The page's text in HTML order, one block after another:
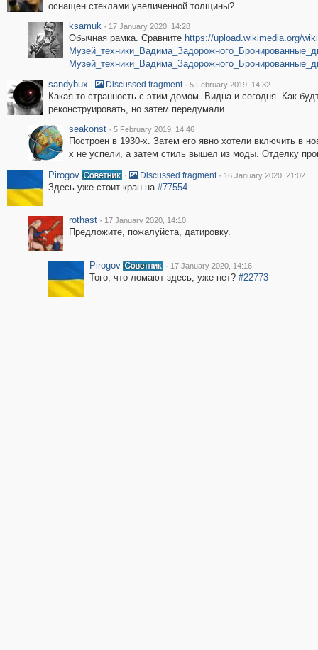
оснащен стеклами увеличенной толщины?
ksamuk · 17 January 2020, 14:28
Обычная рамка. Сравните https://upload.wikimedia.org/
sandybux · Discussed fragment · 5 February 2019, 14:32
Какая то странность с этим домом. Видна и сегодня. Как
реконструировать, но затем передумали.
seakonst · 5 February 2019, 14:46
Построен в 1930-х. Затем его явно хотели включить в
х не успели, а затем стиль вышел из моды. Отделку
Pirogov
· Discussed fragment · 16 January 2020, 21:02
Здесь уже стоит кран на #77554
rothast · 17 January 2020, 14:10
Предложите, пожалуйста, датировку.
Pirogov · 17 January 2020, 14:16
Того, что ломают здесь, уже нет? #22773